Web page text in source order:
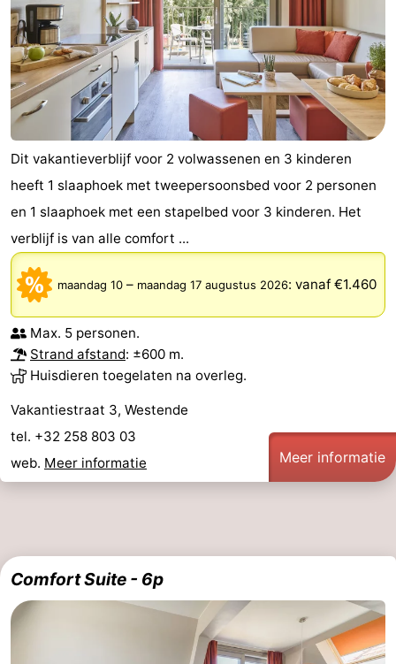
Dit vakantieverblijf voor 2 volwassenen en 3 kinderen
heeft 1 slaaphoek met tweepersoonsbed voor 2 personen
en 1 slaaphoek met een stapelbed voor 3 kinderen. Het
verblijf is van alle comfort ...
maandag 10 – maandag 17 augustus 2026: vanaf €1.460
Max. 5 personen.
Strand afstand: ±600 m.
Huisdieren toegelaten na overleg.
Vakantiestraat 3, Westende
tel. +32 258 803 03
web. Meer informatie Meer informatie
Comfort Suite - 6p